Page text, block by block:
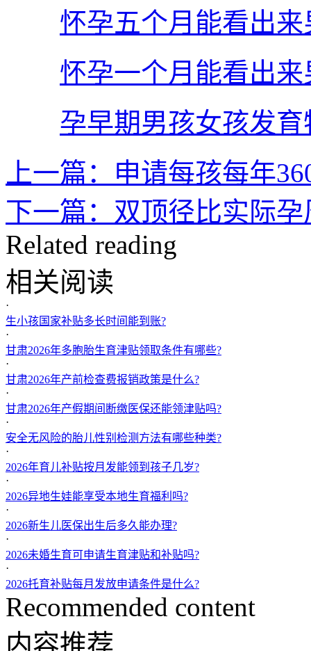
怀孕五个月能看出来
怀孕一个月能看出来
孕早期男孩女孩发
上一篇：申请每孩每年
下一篇：双顶径比实际
Related reading
相关阅读
·
生小孩国家补贴多长时间能到账?
·
甘肃2026年多胞胎生育津贴领取条件有哪些?
·
甘肃2026年产前检查费报销政策是什么?
·
甘肃2026年产假期间断缴医保还能领津贴吗?
·
安全无风险的胎儿性别检测方法有哪些种类?
·
2026年育儿补贴按月发能领到孩子几岁?
·
2026异地生娃能享受本地生育福利吗?
·
2026新生儿医保出生后多久能办理?
·
2026未婚生育可申请生育津贴和补贴吗?
·
2026托育补贴每月发放申请条件是什么?
Recommended content
内容推荐